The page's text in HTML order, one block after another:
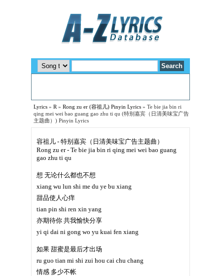
Lyrics » R » Rong zu er (容祖儿) Pinyin Lyrics » Te bie jia bin ri
qing mei wei bao guang gao zhu ti qu (特别嘉宾（日清美味宝广告
主题曲）) Pinyin Lyrics
容祖儿 - 特别嘉宾（日清美味宝广告主题曲）
Rong zu er - Te bie jia bin ri qing mei wei bao guang
gao zhu ti qu
想 无论什么都也不想
xiang wu lun shi me du ye bu xiang
甜品使人心痒
tian pin shi ren xin yang
亦期待你 共我愉快分享
yi qi dai ni gong wo yu kuai fen xiang
如果 甜蜜是最后才出场
ru guo tian mi shi zui hou cai chu chang
情感 多少不帐